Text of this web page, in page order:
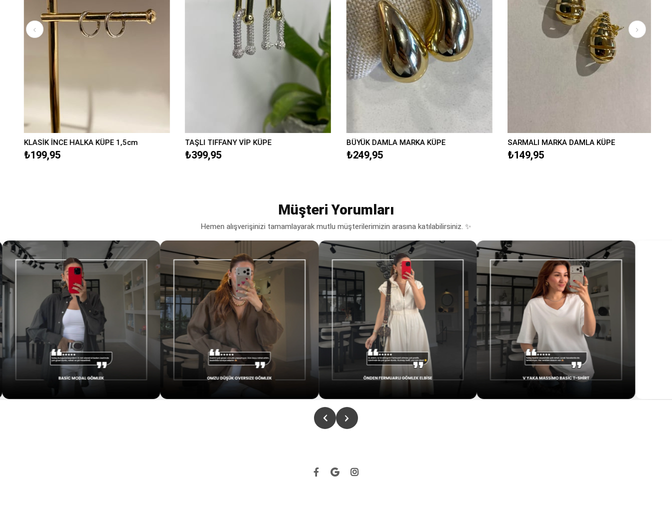
KLASİK İNCE HALKA KÜPE 1,5cm
₺199,95
TAŞLI TIFFANY VİP KÜPE
₺399,95
BÜYÜK DAMLA MARKA KÜPE
₺249,95
SARMALI MARKA DAMLA KÜPE
₺149,95
Müşteri Yorumları
Hemen alışverişinizi tamamlayarak mutlu müşterilerimizin arasına katılabilirsiniz. ✨